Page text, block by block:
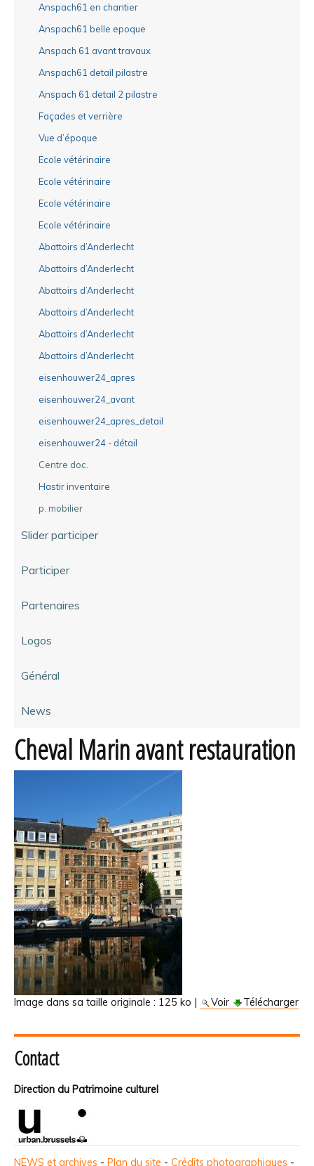
Anspach61 en chantier
Anspach61 belle epoque
Anspach 61 avant travaux
Anspach61 detail pilastre
Anspach 61 detail 2 pilastre
Façades et verrière
Vue d’époque
Ecole vétérinaire
Ecole vétérinaire
Ecole vétérinaire
Ecole vétérinaire
Abattoirs d’Anderlecht
Abattoirs d’Anderlecht
Abattoirs d’Anderlecht
Abattoirs d’Anderlecht
Abattoirs d’Anderlecht
Abattoirs d’Anderlecht
eisenhouwer24_apres
eisenhouwer24_avant
eisenhouwer24_apres_detail
eisenhouwer24 - détail
Centre doc.
Hastir inventaire
p. mobilier
Slider participer
Participer
Partenaires
Logos
Général
News
Cheval Marin avant restauration
Image dans sa taille originale : 125 ko | Voir Télécharger
Contact
Direction du Patrimoine culturel
NEWS et archives - Plan du site - Crédits photographiques -